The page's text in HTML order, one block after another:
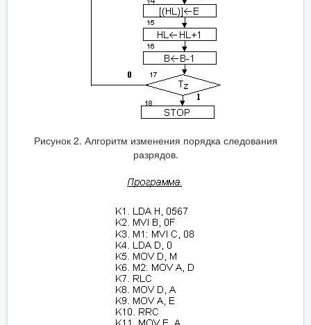
Рисунок 2. Алгоритм изменения порядка следования
разрядов.